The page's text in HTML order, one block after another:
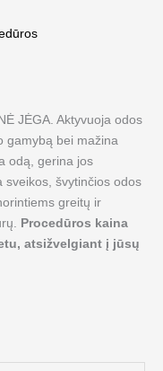
JĖGA. Aktyvuoja odos
gamybą bei mažina
odą, gerina jos
sveikos, švytinčios odos
greitų ir
Procedūros kaina
atsižvelgiant į jūsų